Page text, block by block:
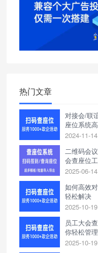
热门文章
对接会/联
座位系统
2024-11-14
二维码会
会查座位
2025-06-14
如何高效
轻松解决
2025-10-19
员工大会
你轻松管理
2025-10-19